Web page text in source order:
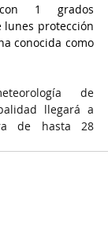
con 1 grados
lunes protección
conocida como
de
llegará a
de hasta 28